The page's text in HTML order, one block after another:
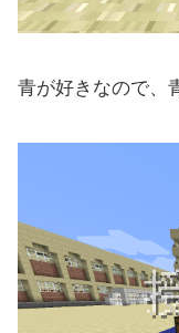
青が好きなので、